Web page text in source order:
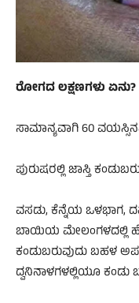
ರೋಗದ ಲಕ್ಷಣಗಳು ಏನು?
ಸಾಮಾನ್ಯವಾಗಿ 60
ಪುರುಷರಲ್ಲಿ ಜಾಸ್ತಿ
ವಸಡು, ಕೆನ್ನೆಯ ಒಳಭಾಗ,
ಬಾಯಿಯ ಮೇಲಂಗಳದಲ್ಲಿ
ಕಂಡುಬರುವುದು ಬಹಳ
ದ್ವನಿನಾಳಗಳಲ್ಲಿಯೂ ಕಂಡು